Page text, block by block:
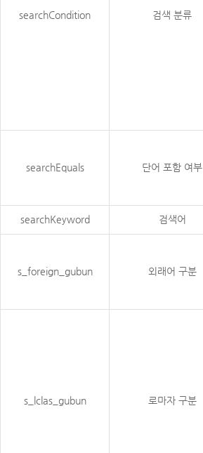
searchCondition 검색 분류
searchEquals 단어 포함 여부
searchKeyword 검색어
s_foreign_gubun 외래어 구분
s_lclas_gubun 로마자 구분